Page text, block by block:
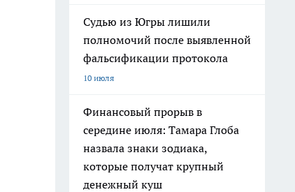
Судью из Югры лишили
полномочий после выявленной
фальсификации протокола
10 июля
Финансовый прорыв в
середине июля: Тамара Глоба
назвала знаки зодиака,
которые получат крупный
денежный куш